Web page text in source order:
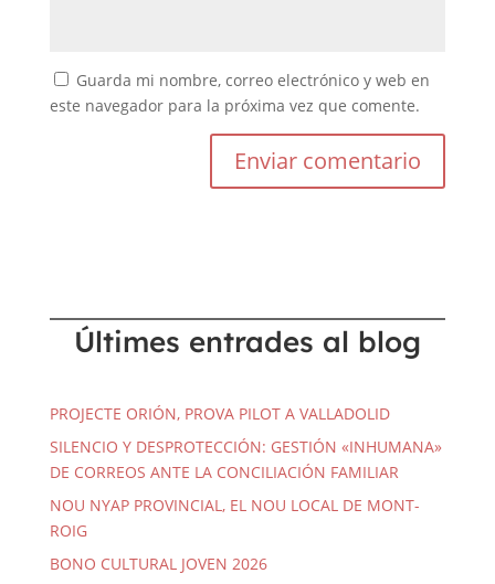
Guarda mi nombre, correo electrónico y web en
este navegador para la próxima vez que comente.
Últimes entrades al blog
PROJECTE ORIÓN, PROVA PILOT A VALLADOLID
SILENCIO Y DESPROTECCIÓN: GESTIÓN «INHUMANA»
DE CORREOS ANTE LA CONCILIACIÓN FAMILIAR
NOU NYAP PROVINCIAL, EL NOU LOCAL DE MONT-
ROIG
BONO CULTURAL JOVEN 2026